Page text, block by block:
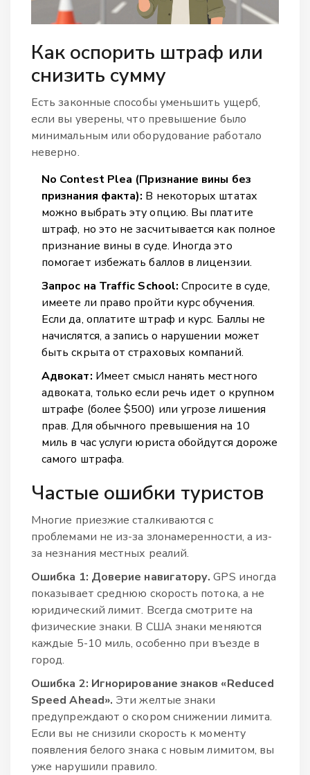
Как оспорить штраф или
снизить сумму
Есть законные способы уменьшить ущерб,
если вы уверены, что превышение было
минимальным или оборудование работало
неверно.
No Contest Plea (Признание вины без
признания факта): В некоторых штатах
можно выбрать эту опцию. Вы платите
штраф, но это не засчитывается как полное
признание вины в суде. Иногда это
помогает избежать баллов в лицензии.
Запрос на Traffic School: Спросите в суде,
имеете ли право пройти курс обучения.
Если да, оплатите штраф и курс. Баллы не
начислятся, а запись о нарушении может
быть скрыта от страховых компаний.
Адвокат: Имеет смысл нанять местного
адвоката, только если речь идет о крупном
штрафе (более $500) или угрозе лишения
прав. Для обычного превышения на 10
миль в час услуги юриста обойдутся дороже
самого штрафа.
Частые ошибки туристов
Многие приезжие сталкиваются с
проблемами не из-за злонамеренности, а из-
за незнания местных реалий.
Ошибка 1: Доверие навигатору. GPS иногда
показывает среднюю скорость потока, а не
юридический лимит. Всегда смотрите на
физические знаки. В США знаки меняются
каждые 5-10 миль, особенно при въезде в
город.
Ошибка 2: Игнорирование знаков «Reduced
Speed Ahead». Эти желтые знаки
предупреждают о скором снижении лимита.
Если вы не снизили скорость к моменту
появления белого знака с новым лимитом, вы
уже нарушили правило.